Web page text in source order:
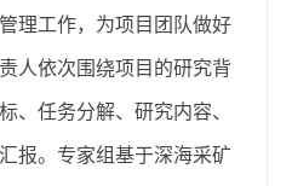
理工作，为项目团队做好
人依次围绕项目的研究背
、任务分解、研究内容、
报。专家组基于深海采矿